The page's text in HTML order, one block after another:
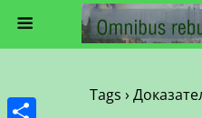
Tags ›